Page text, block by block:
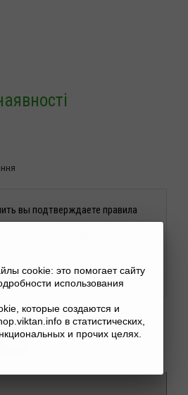
вы подтверждаете правила
соглашение
КУПИТИ
cookie: это помогает сайту
использования
которые создаются и
в статистических,
и прочих целях.